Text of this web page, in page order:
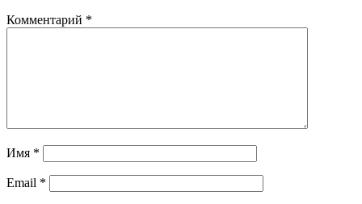
Комментарий *
Имя *
Email *